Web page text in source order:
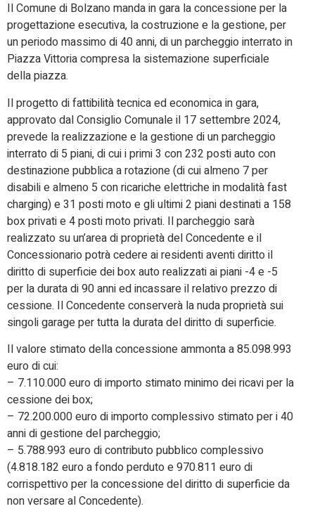
Il Comune di Bolzano manda in gara la concessione per la
progettazione esecutiva, la costruzione e la gestione, per
un periodo massimo di 40 anni, di un parcheggio interrato in
Piazza Vittoria compresa la sistemazione superficiale
della piazza.
Il progetto di fattibilità tecnica ed economica in gara,
approvato dal Consiglio Comunale il 17 settembre 2024,
prevede la realizzazione e la gestione di un parcheggio
interrato di 5 piani, di cui i primi 3 con 232 posti auto con
destinazione pubblica a rotazione (di cui almeno 7 per
disabili e almeno 5 con ricariche elettriche in modalità fast
charging) e 31 posti moto e gli ultimi 2 piani destinati a 158
box privati e 4 posti moto privati. Il parcheggio sarà
realizzato su un’area di proprietà del Concedente e il
Concessionario potrà cedere ai residenti aventi diritto il
diritto di superficie dei box auto realizzati ai piani -4 e -5
per la durata di 90 anni ed incassare il relativo prezzo di
cessione. Il Concedente conserverà la nuda proprietà sui
singoli garage per tutta la durata del diritto di superficie.
Il valore stimato della concessione ammonta a 85.098.993
euro di cui:
– 7.110.000 euro di importo stimato minimo dei ricavi per la
cessione dei box;
– 72.200.000 euro di importo complessivo stimato per i 40
anni di gestione del parcheggio;
– 5.788.993 euro di contributo pubblico complessivo
(4.818.182 euro a fondo perduto e 970.811 euro di
corrispettivo per la concessione del diritto di superficie da
non versare al Concedente).